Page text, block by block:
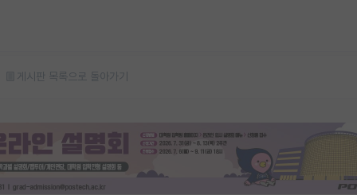
게시판 목록으로 돌아가기